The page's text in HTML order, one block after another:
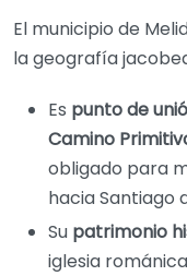
El municipio de
la geografía
Es punto de
Camino
obligado para
hacia Santiago
Su patrimonio
iglesia